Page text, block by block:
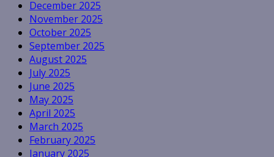
December 2025
November 2025
October 2025
September 2025
August 2025
July 2025
June 2025
May 2025
April 2025
March 2025
February 2025
January 2025